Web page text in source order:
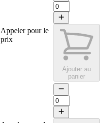
Appeler pour le
prix
Ajouter au
panier